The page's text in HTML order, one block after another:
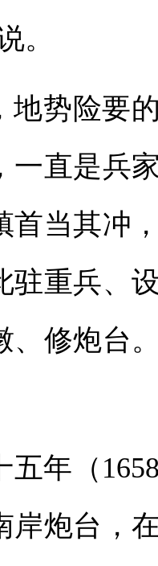
。
地势险要
一直是兵
首当其冲
驻重兵、
、修炮台
五年（
岸炮台，